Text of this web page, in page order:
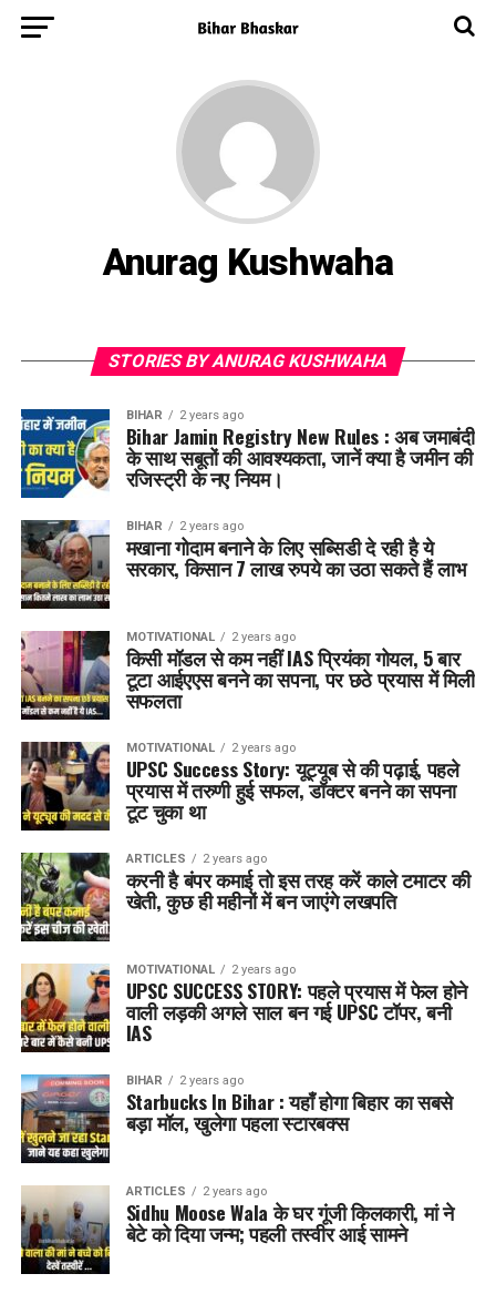
Anurag Kushwaha
STORIES BY ANURAG KUSHWAHA
BIHAR 2 years ago
Bihar Jamin Registry New Rules : अब जमाबंदी
के साथ सबूतों की आवश्यकता, जानें क्या है जमीन की
रजिस्ट्री के नए नियम।
BIHAR 2 years ago
मखाना गोदाम बनाने के लिए सब्सिडी दे रही है ये
सरकार, किसान 7 लाख रुपये का उठा सकते हैं लाभ
MOTIVATIONAL 2 years ago
किसी मॉडल से कम नहीं IAS प्रियंका गोयल, 5 बार
टूटा आईएएस बनने का सपना, पर छठे प्रयास में मिली
सफलता
MOTIVATIONAL 2 years ago
UPSC Success Story: यूट्यूब से की पढ़ाई, पहले
प्रयास में तरुणी हुई सफल, डॉक्टर बनने का सपना
टूट चुका था
ARTICLES 2 years ago
करनी है बंपर कमाई तो इस तरह करें काले टमाटर की
खेती, कुछ ही महीनों में बन जाएंगे लखपति
MOTIVATIONAL 2 years ago
UPSC SUCCESS STORY: पहले प्रयास में फेल होने
वाली लड़की अगले साल बन गई UPSC टॉपर, बनी
IAS
BIHAR 2 years ago
Starbucks In Bihar : यहाँ होगा बिहार का सबसे
बड़ा मॉल, खुलेगा पहला स्टारबक्स
ARTICLES 2 years ago
Sidhu Moose Wala के घर गूंजी किलकारी, मां ने
बेटे को दिया जन्म; पहली तस्वीर आई सामने